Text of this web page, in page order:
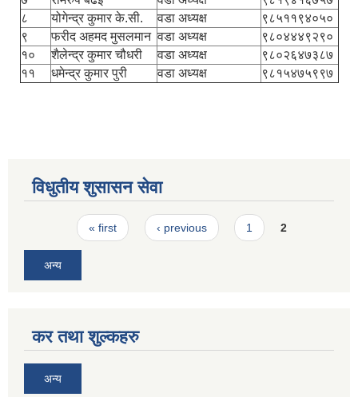
८
योगेन्द्र कुमार के.सी. वडा अध्यक्ष
९८५११९४०५०
९
फरीद अहमद मुसलमान वडा अध्यक्ष
९८०४४४९२९०
१०
शैलेन्द्र कुमार चौधरी वडा अध्यक्ष
९८०२६४७३८७
११
धमेन्द्र कुमार पुरी वडा अध्यक्ष ९८१५४७५९९७
विधुतीय शुसासन सेवा
Pages« first ‹ previous 1 2
अन्य
कर तथा शुल्कहरु
अन्य